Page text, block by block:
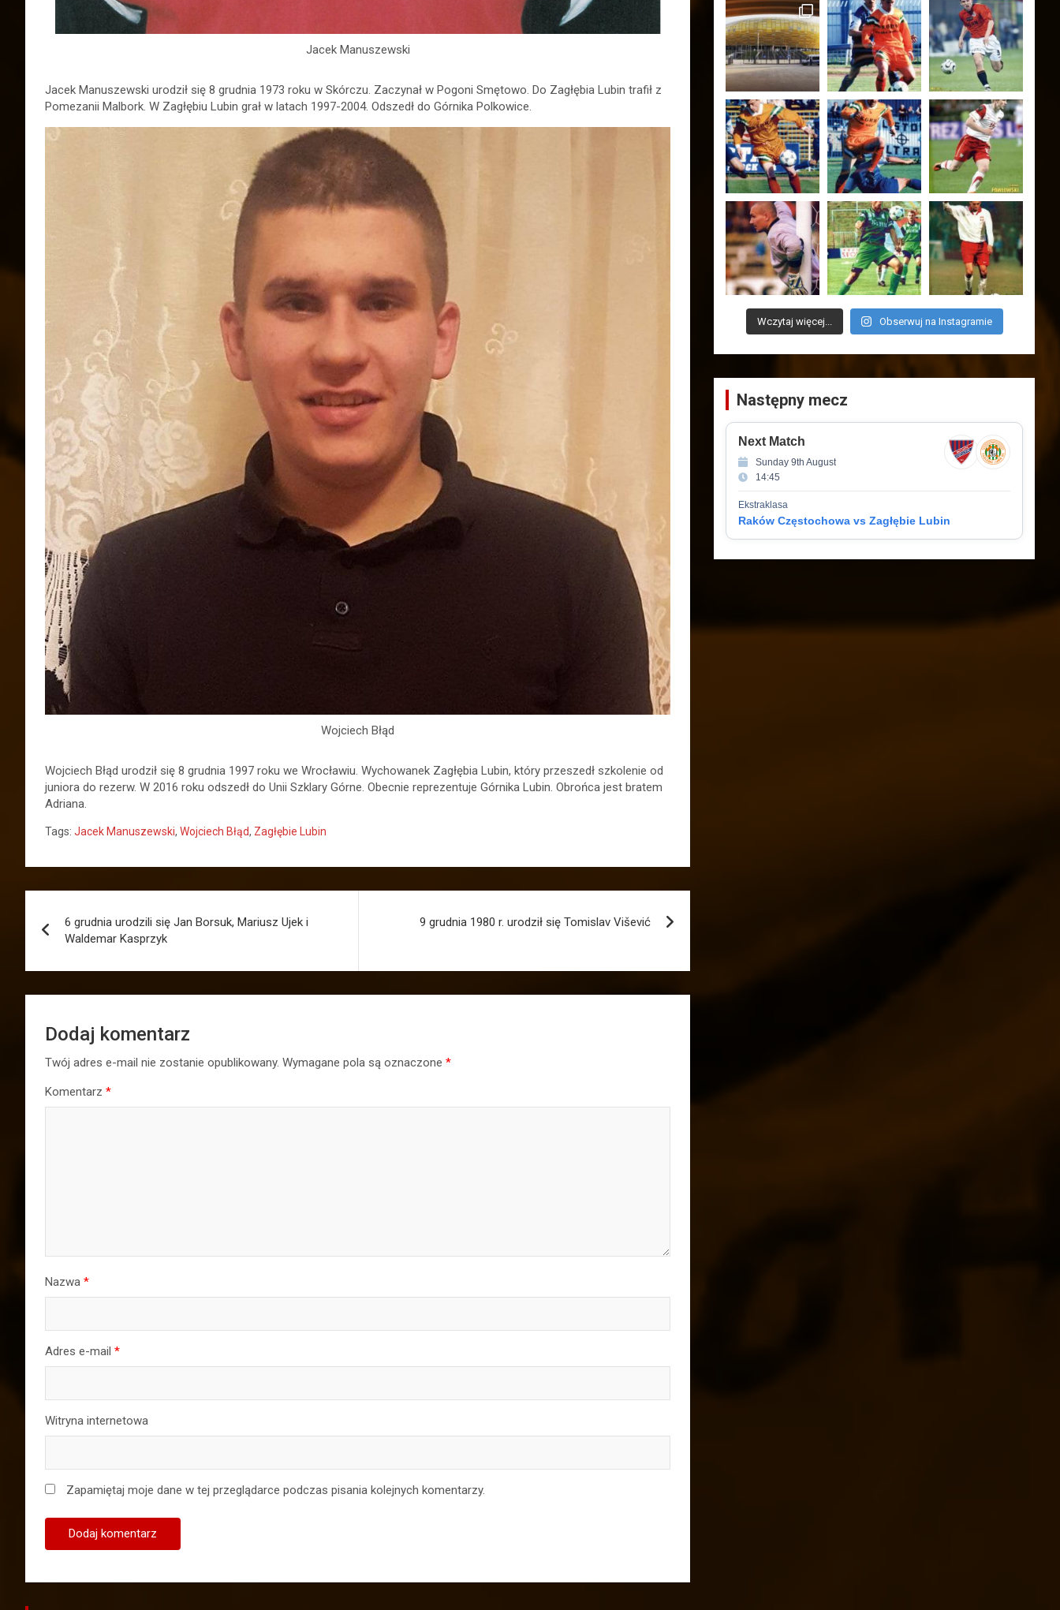
Jacek Manuszewski
Jacek Manuszewski urodził się 8 grudnia 1973 roku w Skórczu. Zaczynał w Pogoni Smętowo. Do Zagłębia Lubin trafił z
Pomezanii Malbork. W Zagłębiu Lubin grał w latach 1997-2004. Odszedł do Górnika Polkowice.
Wojciech Błąd
Wojciech Błąd urodził się 8 grudnia 1997 roku we Wrocławiu. Wychowanek Zagłębia Lubin, który przeszedł szkolenie od
juniora do rezerw. W 2016 roku odszedł do Unii Szklary Górne. Obecnie reprezentuje Górnika Lubin. Obrońca jest bratem
Adriana.
Tags: Jacek Manuszewski, Wojciech Błąd, Zagłębie Lubin
wpisu
6 grudnia urodzili się Jan Borsuk, Mariusz Ujek i
Waldemar Kasprzyk
9 grudnia 1980 r. urodził się Tomislav Višević
Dodaj komentarz
Twój adres e-mail nie zostanie opublikowany. Wymagane pola są oznaczone *
Komentarz *
Nazwa *
Adres e-mail *
Witryna internetowa
Zapamiętaj moje dane w tej przeglądarce podczas pisania kolejnych komentarzy.
Wczytaj więcej... Obserwuj na Instagramie
Następny mecz
Next Match
Sunday 9th August
14:45
Ekstraklasa
Raków Częstochowa vs Zagłębie Lubin